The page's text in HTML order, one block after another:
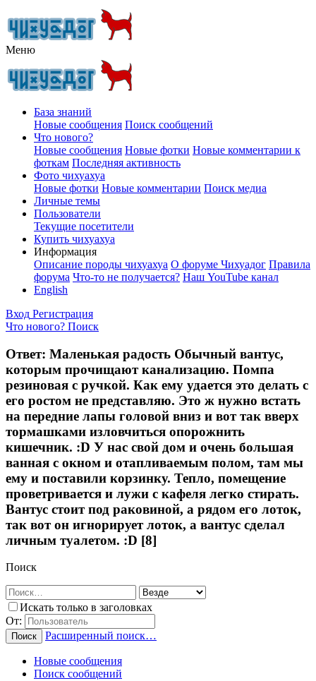
Меню
База знаний
Новые сообщения Поиск сообщений
Что нового?
Новые сообщения Новые фотки Новые комментарии к
фоткам Последняя активность
Фото чихуахуа
Новые фотки Новые комментарии Поиск медиа
Личные темы
Пользователи
Текущие посетители
Купить чихуахуа
Информация
Описание породы чихуахуа О форуме Чихуадог Правила
форума Что-то не получается? Наш YouTube канал
English
Вход Регистрация
Что нового? Поиск
Ответ: Маленькая радость Обычный вантус,
которым прочищают канализацию. Помпа
резиновая с ручкой. Как ему удается это делать с
его ростом не представляю. Это ж нужно встать
на передние лапы головой вниз и вот так вверх
тормашками изловчиться опорожнить
кишечник. :D У нас свой дом и очень большая
ванная с окном и отапливаемым полом, там мы
ему и поставили корзинку. Тепло, помещение
проветривается и лужи с кафеля легко стирать.
Вантус стоит под раковиной, а рядом его лоток,
так вот он игнорирует лоток, а вантус сделал
личным туалетом. :D [8]
Поиск
Искать только в заголовках
От:
Поиск Расширенный поиск…
Новые сообщения
Поиск сообщений